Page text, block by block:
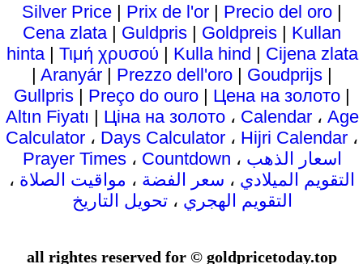
Silver Price | Prix ​​de l'or | Precio del oro |
Cena zlata | Guldpris | Goldpreis | Kullan
hinta| Τιμή χρυσού | Kulla hind | Cijena zlata
|Aranyár | Prezzo dell'oro | Goudprijs |
Gullpris | Preço do ouro | Цена на золото |
Altın Fiyatı | Ціна на золото، Calendar، Age
Calculator ، Days Calculator ، Hijri Calendar ،
Prayer Times، Countdown اسعار الذهب ،
التقويم الميلادي ، سعر الفضة ، مواقيت الصلاة ،
التقويم الهجري ،تحويل التاريخ
all rightes reserved for © goldpricetoday.top